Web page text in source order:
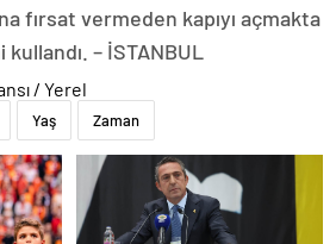
fırsat vermeden kapıyı açmakta
– İSTANBUL
/ Yerel
Yaş Zaman